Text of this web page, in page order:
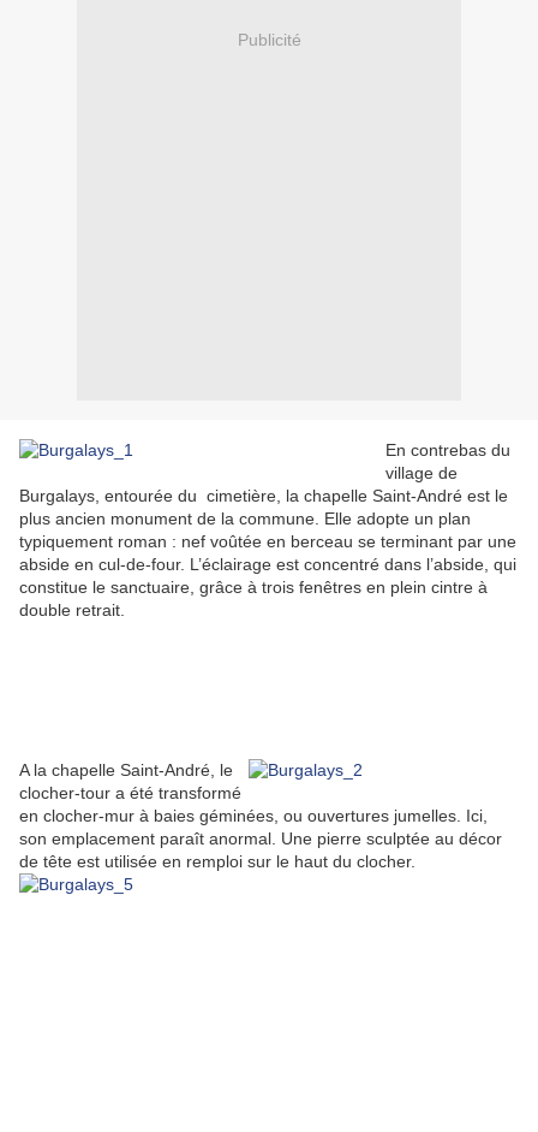
Publicité
En contrebas du
village de
Burgalays, entourée du cimetière, la chapelle Saint-André est le
plus ancien monument de la commune. Elle adopte un plan
typiquement roman : nef voûtée en berceau se terminant par une
abside en cul-de-four. L’éclairage est concentré dans l’abside, qui
constitue le sanctuaire, grâce à trois fenêtres en plein cintre à
double retrait.
A la chapelle Saint-André, le
clocher-tour a été transformé
en clocher-mur à baies géminées, ou ouvertures jumelles. Ici,
son emplacement paraît anormal. Une pierre sculptée au décor
de tête est utilisée en remploi sur le haut du clocher.